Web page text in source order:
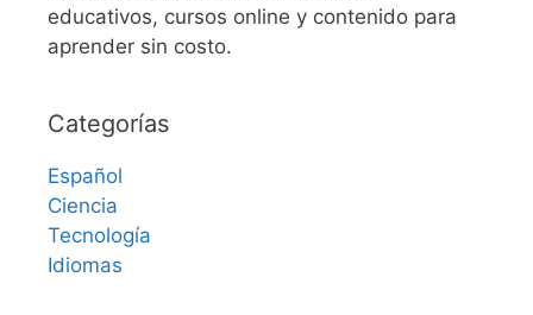
educativos, cursos online y contenido para
aprender sin costo.
Categorías
Español
Ciencia
Tecnología
Idiomas